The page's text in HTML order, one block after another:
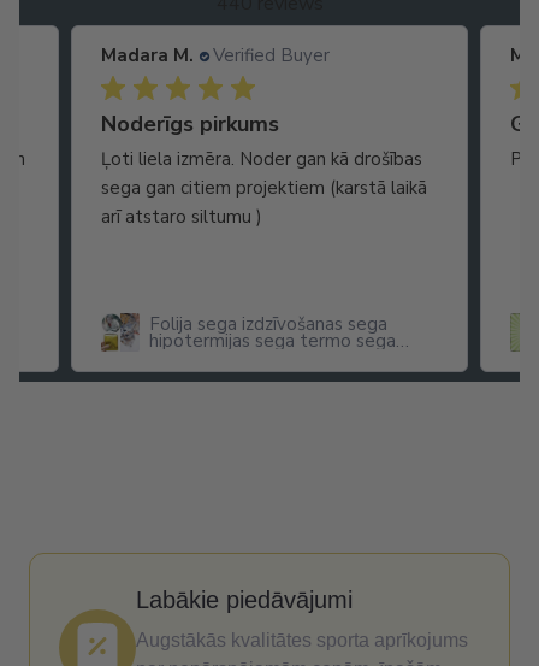
Madara M. Verified Buyer
Noderīgs pirkums
Ļoti liela izmēra. Noder gan kā drošības
sega gan citiem projektiem (karstā laikā
arī atstaro siltumu )
Folija sega izdzīvošanas sega
hipotermijas sega termo sega
210 cm
Labākie piedāvājumi
Augstākās kvalitātes sporta aprīkojums